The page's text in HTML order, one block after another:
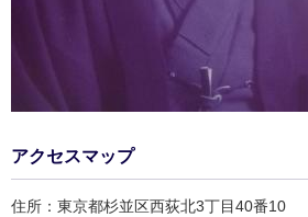
アクセスマップ
住所：東京都杉並区西荻北3丁目40番10